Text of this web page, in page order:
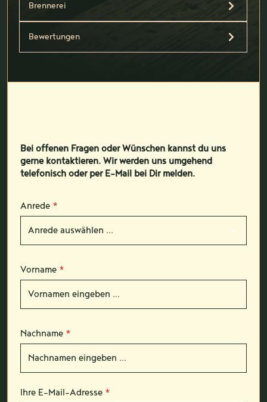
Brennerei
Bewertungen
Bei offenen Fragen oder Wünschen kannst du uns
gerne kontaktieren. Wir werden uns umgehend
telefonisch oder per E-Mail bei Dir melden.
Anrede *
Vorname *
Nachname *
Ihre E-Mail-Adresse *